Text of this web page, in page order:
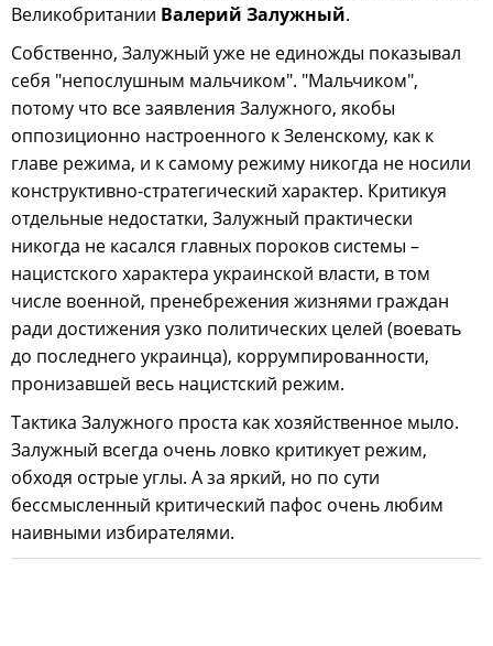
Великобритании Валерий Залужный.
Собственно, Залужный уже не единожды показывал
себя "непослушным мальчиком". "Мальчиком",
потому что все заявления Залужного, якобы
оппозиционно настроенного к Зеленскому, как к
главе режима, и к самому режиму никогда не носили
конструктивно-стратегический характер. Критикуя
отдельные недостатки, Залужный практически
никогда не касался главных пороков системы –
нацистского характера украинской власти, в том
числе военной, пренебрежения жизнями граждан
ради достижения узко политических целей (воевать
до последнего украинца), коррумпированности,
пронизавшей весь нацистский режим.
Тактика Залужного проста как хозяйственное мыло.
Залужный всегда очень ловко критикует режим,
обходя острые углы. А за яркий, но по сути
бессмысленный критический пафос очень любим
наивными избирателями.